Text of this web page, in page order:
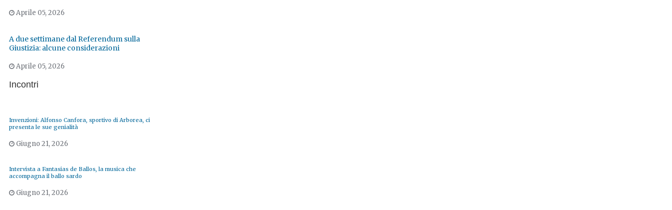
Aprile 05, 2026
A due settimane dal Referendum sulla
Giustizia: alcune considerazioni
Aprile 05, 2026
Incontri
Invenzioni: Alfonso Canfora, sportivo di Arborea, ci
presenta le sue genialità
Giugno 21, 2026
Intervista a Fantasias de Ballos, la musica che
accompagna il ballo sardo
Giugno 21, 2026